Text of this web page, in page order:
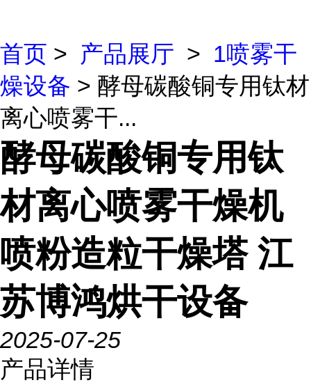
首页 > 产品展厅 > 1喷雾干
燥设备 > 酵母碳酸铜专用钛材
离心喷雾干...
酵母碳酸铜专用钛
材离心喷雾干燥机
喷粉造粒干燥塔 江
苏博鸿烘干设备
2025-07-25
产品详情